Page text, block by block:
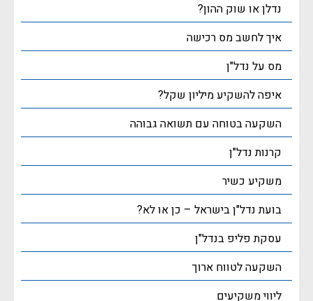
נדלן או שוק ההון?
איך לחשב מס רכישה
מס על נדל"ן
איפה להשקיע מיליון שקל?
השקעה בטוחה עם תשואה גבוהה
קרנות נדל"ן
משקיע כשיר
בועת נדל"ן בישראל – כן או לא?
עסקת פליפ בנדל"ן
השקעה לטווח ארוך
ליווי משקיעים